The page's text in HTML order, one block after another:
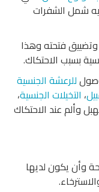
شمل الشفرات
فتحته وهذا
بسبب الاحتكاك.
للرعشة الجنسية
، التخيلات الجنسية،
وألم عند الاحتكاك
وأن يكون لديها